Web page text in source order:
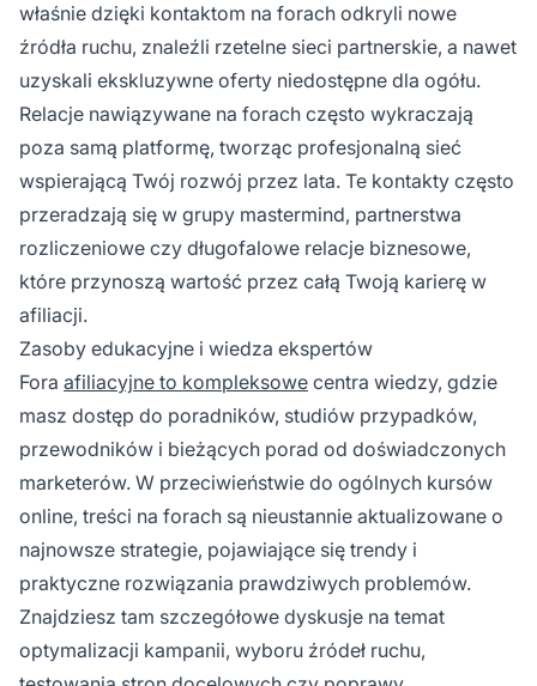
właśnie dzięki kontaktom na forach odkryli nowe
źródła ruchu, znaleźli rzetelne sieci partnerskie, a nawet
uzyskali ekskluzywne oferty niedostępne dla ogółu.
Relacje nawiązywane na forach często wykraczają
poza samą platformę, tworząc profesjonalną sieć
wspierającą Twój rozwój przez lata. Te kontakty często
przeradzają się w grupy mastermind, partnerstwa
rozliczeniowe czy długofalowe relacje biznesowe,
które przynoszą wartość przez całą Twoją karierę w
afiliacji.
Zasoby edukacyjne i wiedza ekspertów
Fora afiliacyjne to kompleksowe centra wiedzy, gdzie
masz dostęp do poradników, studiów przypadków,
przewodników i bieżących porad od doświadczonych
marketerów. W przeciwieństwie do ogólnych kursów
online, treści na forach są nieustannie aktualizowane o
najnowsze strategie, pojawiające się trendy i
praktyczne rozwiązania prawdziwych problemów.
Znajdziesz tam szczegółowe dyskusje na temat
optymalizacji kampanii, wyboru źródeł ruchu,